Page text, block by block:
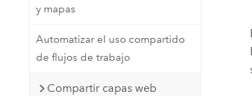
Crear aplicaciones de
representación cartográfica yTodos los
y mapas
Automatizar el uso compartido
de flujos de trabajo
Compartir capas web